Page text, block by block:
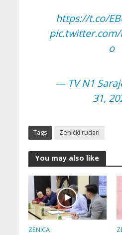
https://t.co/
pic.twitter.com/
o
— TV N1
31,
Tags Zenički rudari
You may also like
ZENICA